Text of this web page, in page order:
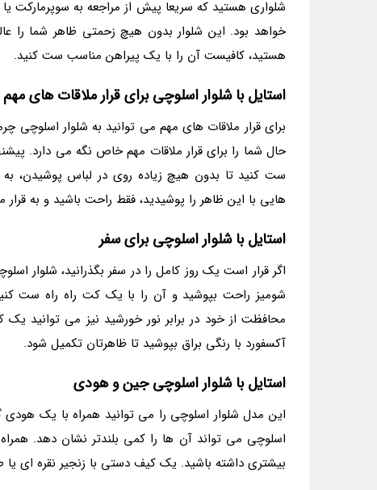
شلواری هستید که سریعا پیش از مراجعه به سوپرمارکت
خواهد بود. این شلوار بدون هیچ زحمتی ظاهر شما را
هستید، کافیست آن را با یک پیراهن مناسب ست کنید.
استایل با شلوار اسلوچی برای قرار ملاقات های مهم
برای قرار ملاقات های مهم می توانید به شلوار
حال شما را برای قرار ملاقات مهم خاص نگه می دارد.
ست کنید تا بدون هیچ زیاده روی در لباس پوشیدن،
هایی با این ظاهر را پوشیدید، فقط راحت باشید و به قرار
استایل با شلوار اسلوچی برای سفر
اگر قرار است یک روز کامل را در سفر بگذرانید، شلوار
شومیز راحت بپوشید و آن را با یک کت راه راه ست
محافظت از خود در برابر نور خورشید نیز می توانید
آکسفورد با رنگی براق بپوشید تا ظاهرتان تکمیل شود.
استایل با شلوار اسلوچی جین و هودی
این مدل شلوار اسلوچی را می توانید همراه با یک هودی
اسلوچی می تواند آن ها را کمی بلندتر نشان دهد.
بیشتری داشته باشید. یک کیف دستی با زنجیر نقره ای یا